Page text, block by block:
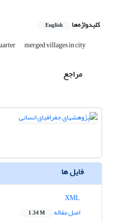
کلیدواژه‌ها English
merged villages in city
مراجع
فایل ها
اصل مقاله
1.34 M